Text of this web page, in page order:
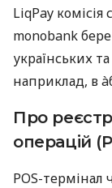
LiqPay
monobank
українських
наприклад, в
Про
операцій
POS-термінал